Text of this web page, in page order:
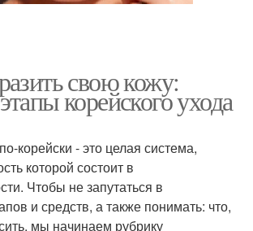
свою кожу:
корейского ухода
корейски - это целая система,
которой состоит в
Чтобы не запутаться в
и средств, а также понимать: что,
мы начинаем рубрику